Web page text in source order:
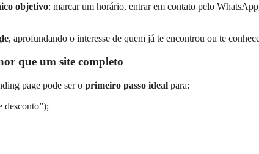
objetivo: marcar um horário, entrar em contato pelo
, aprofundando o interesse de quem já te encontrou ou te
que um site completo
page pode ser o primeiro passo ideal para:
desconto”);